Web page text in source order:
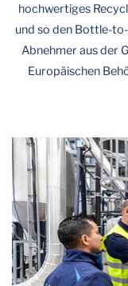
hochwertiges
und so den Bottle-
Abnehmer aus der
Europäischen